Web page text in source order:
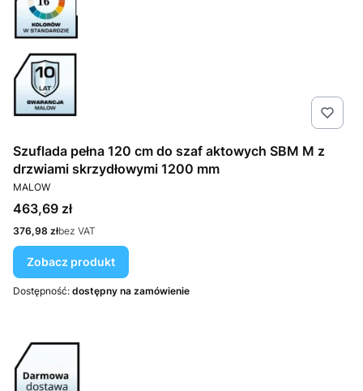
Szuflada pełna 120 cm do szaf aktowych SBM M z
drzwiami skrzydłowymi 1200 mm
PRODUCENT
MALOW
Cena
463,69 zł
Cena
376,98 złbez VAT
Zobacz produkt
Dostępność: dostępny na zamówienie